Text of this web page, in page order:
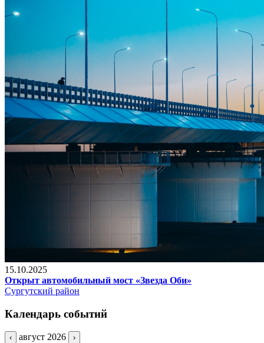
15.10.2025
Открыт автомобильный мост «Звезда Оби»
Сургутский район
Календарь событий
‹ август 2026 ›